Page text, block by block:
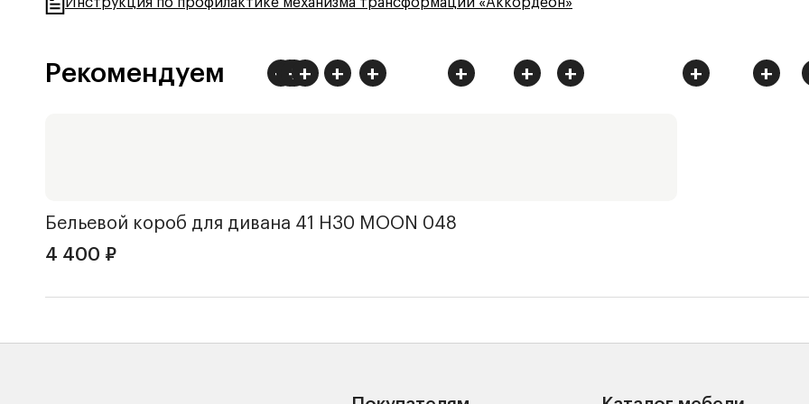
+ +
++ + +
+
+ + + +
Рекомендуем
Бельевой короб для дивана 41 Н30 MOON 048
4 400 ₽